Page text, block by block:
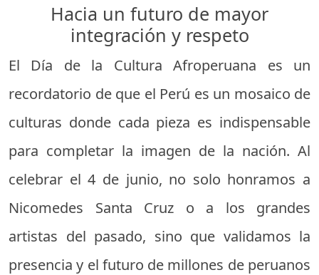
Hacia un futuro de mayor
integración y respeto
El Día de la Cultura Afroperuana es un
recordatorio de que el Perú es un mosaico de
culturas donde cada pieza es indispensable
para completar la imagen de la nación. Al
celebrar el 4 de junio, no solo honramos a
Nicomedes Santa Cruz o a los grandes
artistas del pasado, sino que validamos la
presencia y el futuro de millones de peruanos